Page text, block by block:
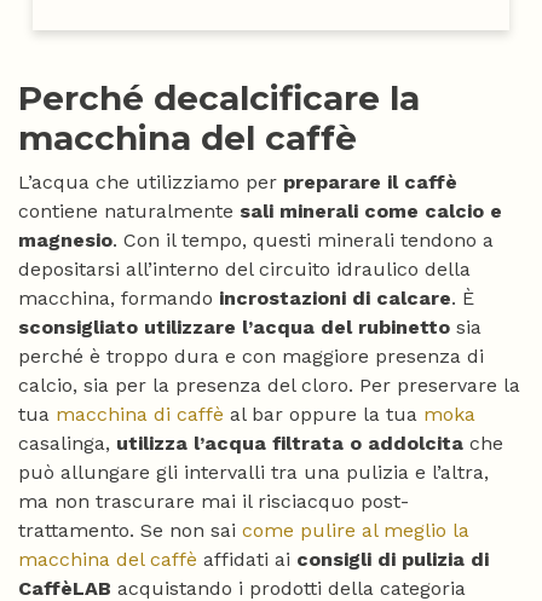
Perché decalcificare la
macchina del caffè
L’acqua che utilizziamo per preparare il caffè
contiene naturalmente sali minerali come calcio e
magnesio. Con il tempo, questi minerali tendono a
depositarsi all’interno del circuito idraulico della
macchina, formando incrostazioni di calcare. È
sconsigliato utilizzare l’acqua del rubinetto sia
perché è troppo dura e con maggiore presenza di
calcio, sia per la presenza del cloro. Per preservare la
tua macchina di caffè al bar oppure la tua moka
casalinga, utilizza l’acqua filtrata o addolcita che
può allungare gli intervalli tra una pulizia e l’altra,
ma non trascurare mai il risciacquo post-
trattamento. Se non sai come pulire al meglio la
macchina del caffè affidati ai consigli di pulizia di
CaffèLAB acquistando i prodotti della categoria